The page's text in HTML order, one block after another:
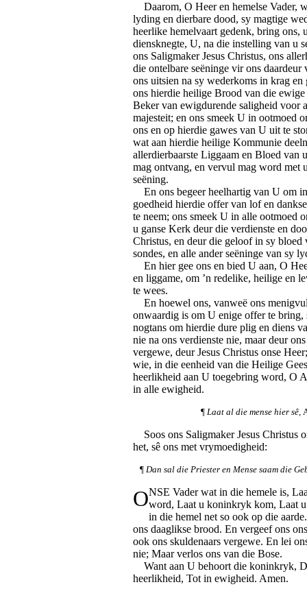
Daarom, O Heer en hemelse Vader,
lyding en dierbare dood, sy magtige
heerlike hemelvaart gedenk, bring ons,
diensknegte, U, na die instelling van u
ons Saligmaker Jesus Christus, ons
die ontelbare seëninge vir ons daardeur
ons uitsien na sy wederkoms in krag
ons hierdie heilige Brood van die
Beker van ewigdurende saligheid voor
majesteit; en ons smeek U in ootmoed
ons en op hierdie gawes van U uit te
wat aan hierdie heilige Kommunie
allerdierbaarste Liggaam en Bloed van
mag ontvang, en vervul mag word met
seëning.
En ons begeer heelhartig van U om
goedheid hierdie offer van lof en
te neem; ons smeek U in alle ootmoed
u ganse Kerk deur die verdienste en
Christus, en deur die geloof in sy bloed
sondes, en alle ander seëninge van sy
En hier gee ons en bied U aan, O
en liggame, om ’n redelike, heilige en
te wees.
En hoewel ons, vanweë ons
onwaardig is om U enige offer te bring,
nogtans om hierdie dure plig en diens
nie na ons verdienste nie, maar deur
vergewe, deur Jesus Christus onse
wie, in die eenheid van die Heilige
heerlikheid aan U toegebring word, O
in alle ewigheid.
¶ Laat al die mense hier sê,
Soos ons Saligmaker Jesus Christus
het, sê ons met vrymoedigheid:
¶ Dan sal die Priester en Mense saam die
ONSE Vader wat in die hemele is,
word, Laat u koninkryk kom, Laat
in die hemel net so ook op die
ons daaglikse brood. En vergeef ons
ook ons skuldenaars vergewe. En lei
nie; Maar verlos ons van die Bose.
Want aan U behoort die koninkryk,
heerlikheid, Tot in ewigheid. Amen.